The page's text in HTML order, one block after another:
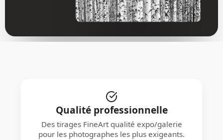
Qualité professionnelle
Des tirages FineArt qualité expo/galerie
pour les photographes les plus exigeants.